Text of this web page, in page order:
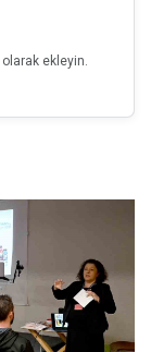
ekleyin.